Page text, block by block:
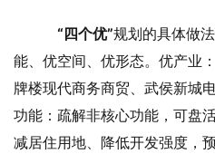
“四个优”规划的具体做
能、优空间、优形态。优产业
牌楼现代商务商贸、武侯新城
功能：疏解非核心功能，可盘
减居住用地、降低开发强度，